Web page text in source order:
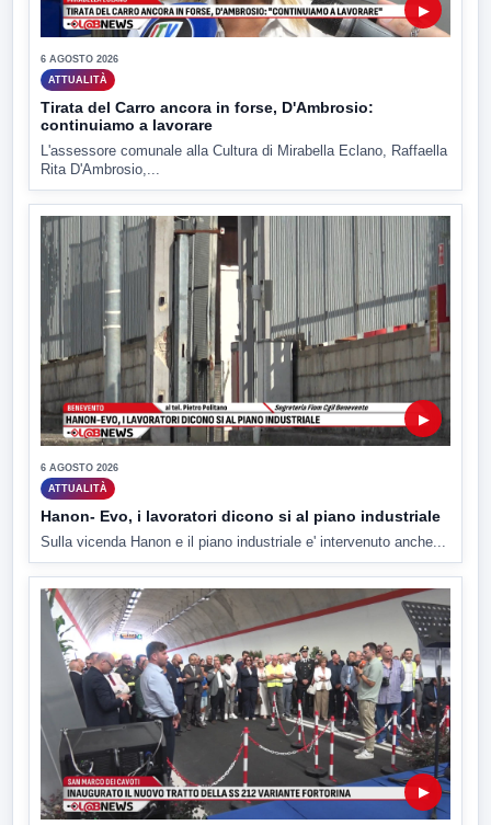
▶
6 AGOSTO 2026
ATTUALITÀ
Tirata del Carro ancora in forse, D'Ambrosio:
continuiamo a lavorare
L'assessore comunale alla Cultura di Mirabella Eclano, Raffaella
Rita D'Ambrosio,...
▶
6 AGOSTO 2026
ATTUALITÀ
Hanon- Evo, i lavoratori dicono si al piano industriale
Sulla vicenda Hanon e il piano industriale e' intervenuto anche...
▶